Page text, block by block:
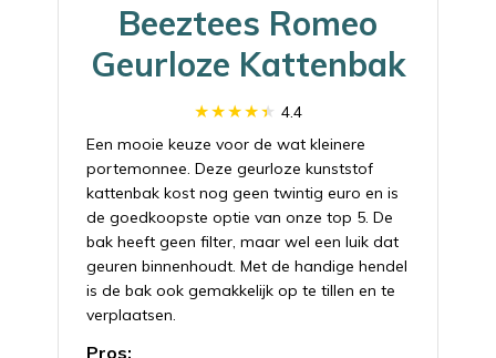
Beeztees Romeo
Geurloze Kattenbak
4.4
Een mooie keuze voor de wat kleinere
portemonnee. Deze geurloze kunststof
kattenbak kost nog geen twintig euro en is
de goedkoopste optie van onze top 5. De
bak heeft geen filter, maar wel een luik dat
geuren binnenhoudt. Met de handige hendel
is de bak ook gemakkelijk op te tillen en te
verplaatsen.
Pros: